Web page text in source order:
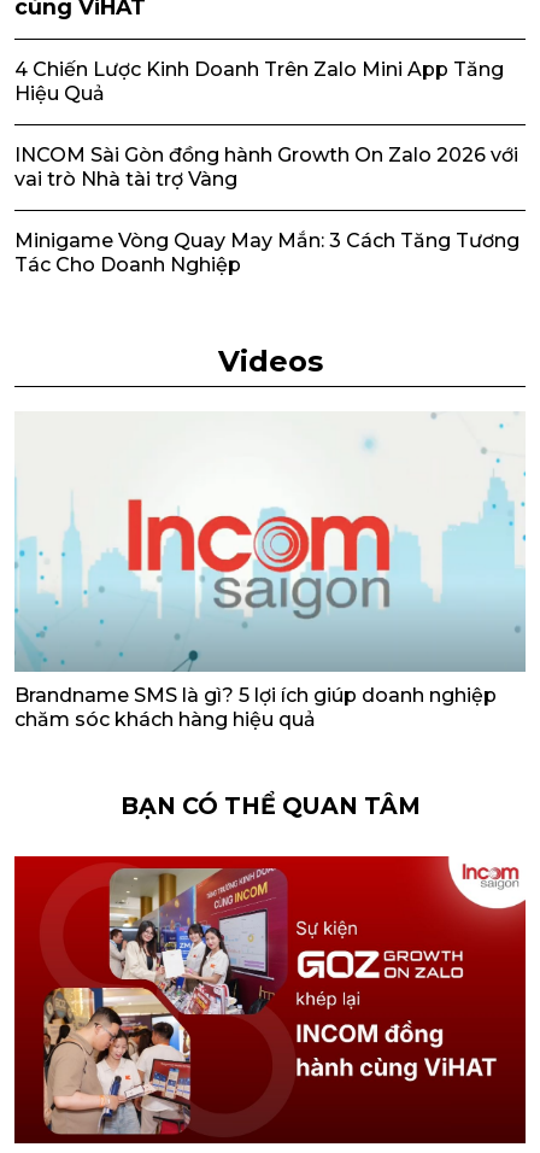
cùng ViHAT
4 Chiến Lược Kinh Doanh Trên Zalo Mini App Tăng
Hiệu Quả
INCOM Sài Gòn đồng hành Growth On Zalo 2026 với
vai trò Nhà tài trợ Vàng
Minigame Vòng Quay May Mắn: 3 Cách Tăng Tương
Tác Cho Doanh Nghiệp
Videos
Brandname SMS là gì? 5 lợi ích giúp doanh nghiệp
chăm sóc khách hàng hiệu quả
BẠN CÓ THỂ QUAN TÂM